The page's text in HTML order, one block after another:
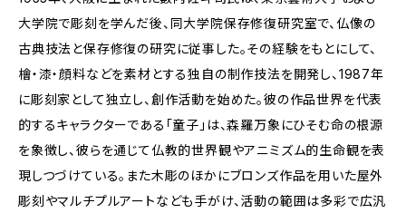
大学院で彫刻を学んだ後、同大学院保存修復研究室で、仏像の
古典技法と保存修復の研究に従事した。その経験をもとにして、
檜・漆・顔料などを素材とする独自の制作技法を開発し、1987年
に彫刻家として独立し、創作活動を始めた。彼の作品世界を代表
的するキャラクターである「童子」は、森羅万象にひそむ命の根源
を象徴し、彼らを通じて仏教的世界観やアニミズム的生命観を表
現しつづけている。また木彫のほかにブロンズ作品を用いた屋外
彫刻やマルチプルアートなども手がけ、活動の範囲は多彩で広汎